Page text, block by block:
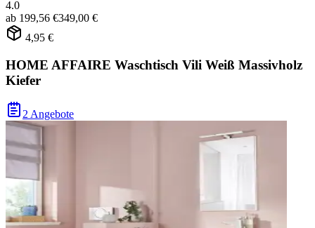
4.0
ab 199,56 €349,00 €
4,95 €
HOME AFFAIRE Waschtisch Vili Weiß Massivholz
Kiefer
2 Angebote